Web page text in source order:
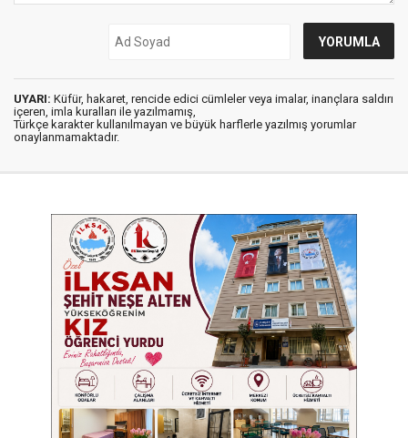
UYARI: Küfür, hakaret, rencide edici cümleler veya imalar, inançlara saldırı
içeren, imla kuralları ile yazılmamış,
Türkçe karakter kullanılmayan ve büyük harflerle yazılmış yorumlar
onaylanmamaktadır.